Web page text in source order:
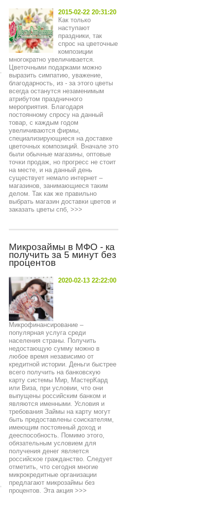
2015-02-22 20:31:20
Как только
наступают
праздники, так
спрос на цветочные
композиции
многократно увеличивается.
Цветочными подарками можно
выразить симпатию, уважение,
благодарность, из - за этого цветы
всегда останутся незаменимым
атрибутом праздничного
мероприятия. Благодаря
постоянному спросу на данный
товар, с каждым годом
увеличиваются фирмы,
специализирующиеся на доставке
цветочных композиций. Вначале это
были обычные магазины, оптовые
точки продаж, но прогресс не стоит
на месте, и на данный день
существует немало интернет –
магазинов, занимающиеся таким
делом. Так как же правильно
выбрать магазин доставки цветов и
заказать цветы спб, >>>
Микрозаймы в МФО - ка
получить за 5 минут без
процентов
2020-02-13 22:22:00
Микрофинансирование –
популярная услуга среди
населения страны. Получить
недостающую сумму можно в
любое время независимо от
кредитной истории. Деньги быстрее
всего получить на банковскую
карту системы Мир, МастерКард
или Виза, при условии, что они
выпущены российским банком и
являются именными. Условия и
требования Займы на карту могут
быть предоставлены соискателям,
имеющим постоянный доход и
дееспособность. Помимо этого,
обязательным условием для
получения денег является
российское гражданство. Следует
отметить, что сегодня многие
микрокредитные организации
предлагают микрозаймы без
процентов. Эта акция >>>